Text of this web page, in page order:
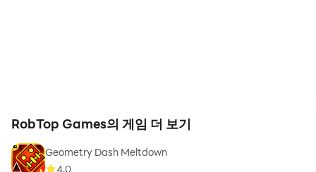
RobTop Games의 게임 더 보기
Geometry Dash Meltdown
4.0